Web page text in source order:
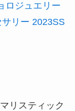
ロジュエリー
リー 2023SS
リスティック